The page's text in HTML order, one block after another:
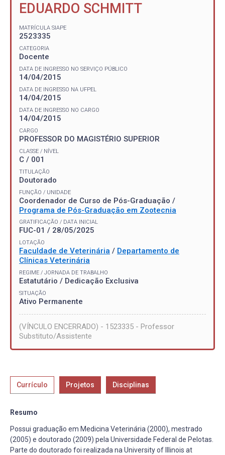
EDUARDO SCHMITT
MATRÍCULA SIAPE
2523335
CATEGORIA
Docente
DATA DE INGRESSO NO SERVIÇO PÚBLICO
14/04/2015
DATA DE INGRESSO NA UFPEL
14/04/2015
DATA DE INGRESSO NO CARGO
14/04/2015
CARGO
PROFESSOR DO MAGISTÉRIO SUPERIOR
CLASSE / NÍVEL
C / 001
TITULAÇÃO
Doutorado
FUNÇÃO / UNIDADE
Coordenador de Curso de Pós-Graduação /
Programa de Pós-Graduação em Zootecnia
GRATIFICAÇÃO / DATA INICIAL
FUC-01 / 28/05/2025
LOTAÇÃO
Faculdade de Veterinária / Departamento de
Clínicas Veterinária
REGIME / JORNADA DE TRABALHO
Estatutário / Dedicação Exclusiva
SITUAÇÃO
Ativo Permanente
(VÍNCULO ENCERRADO) - 1523335 - Professor
Substituto/Assistente
Currículo Projetos Disciplinas
Resumo
Possui graduação em Medicina Veterinária (2000), mestrado
(2005) e doutorado (2009) pela Universidade Federal de Pelotas.
Parte do doutorado foi realizada na University of Illinois at